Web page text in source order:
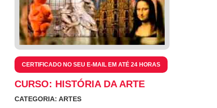
CERTIFICADO NO SEU E-MAIL EM ATÉ 24 HORAS
CURSO: HISTÓRIA DA ARTE
CATEGORIA: ARTES